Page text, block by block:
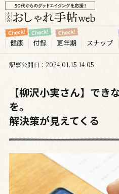
健康 付録 更年期 スナップ
記事公開日 2024.01 15 14:05
【柳沢小実さん】でき
を。
解決策が見えてくる